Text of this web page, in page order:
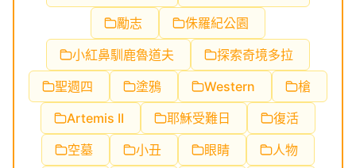
勵志
侏羅紀公園
小紅鼻馴鹿魯道夫
探索奇境多拉
聖週四
塗鴉 Western
槍
Artemis II
耶穌受難日
復活
空墓
小丑 眼睛
人物